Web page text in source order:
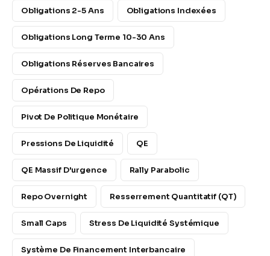
Obligations 2-5 Ans Obligations Indexées
Obligations Long Terme 10-30 Ans
Obligations Réserves Bancaires
Opérations De Repo
Pivot De Politique Monétaire
Pressions De Liquidité QE
QE Massif D'urgence Rally Parabolic
Repo Overnight Resserrement Quantitatif (QT)
Small Caps Stress De Liquidité Systémique
Système De Financement Interbancaire